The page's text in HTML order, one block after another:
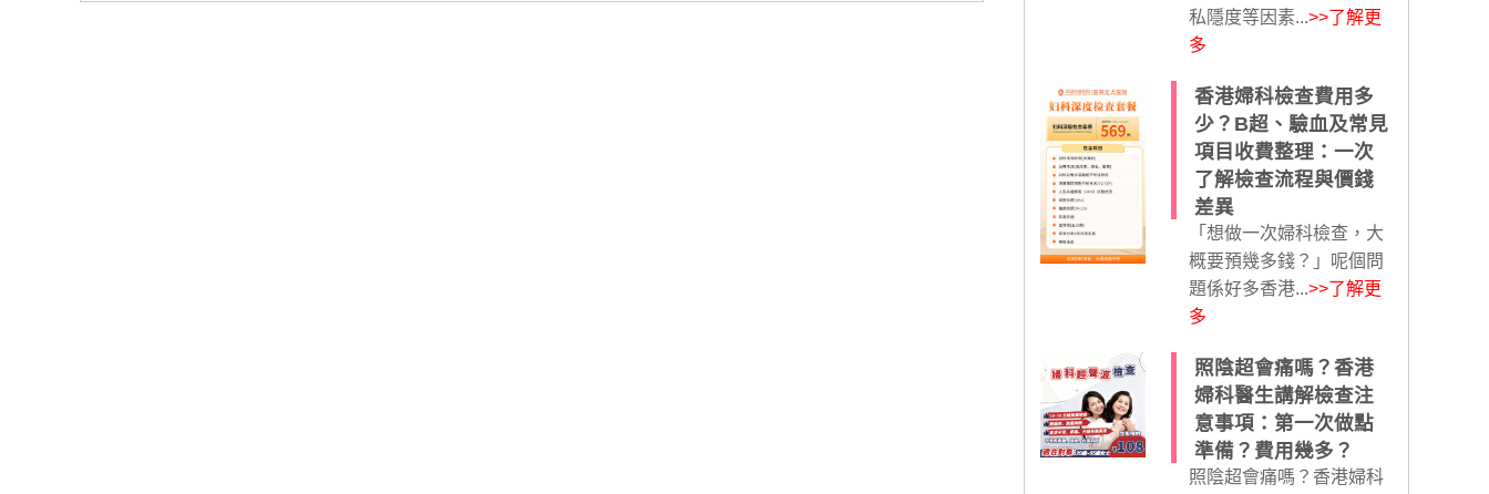
私隱度等因素...>>了解更
多
香港婦科檢查費用多
少？B超、驗血及常見
項目收費整理：一次
了解檢查流程與價錢
差異
「想做一次婦科檢查，大
概要預幾多錢？」呢個問
題係好多香港...>>了解更
多
照陰超會痛嗎？香港
婦科醫生講解檢查注
意事項：第一次做點
準備？費用幾多？
照陰超會痛嗎？香港婦科